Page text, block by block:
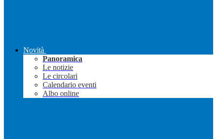
Novità
Panoramica
Le notizie
Le circolari
Calendario eventi
Albo online